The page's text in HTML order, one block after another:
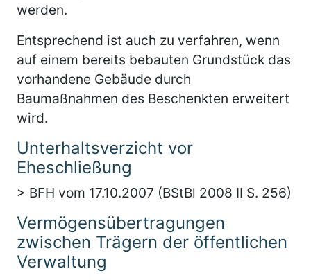
werden.
Entsprechend ist auch zu verfahren, wenn
auf einem bereits bebauten Grundstück das
vorhandene Gebäude durch
Baumaßnahmen des Beschenkten erweitert
wird.
Unterhaltsverzicht vor
Eheschließung
> BFH vom 17.10.2007 (BStBl 2008 II S. 256)
Vermögensübertragungen
zwischen Trägern der öffentlichen
Verwaltung